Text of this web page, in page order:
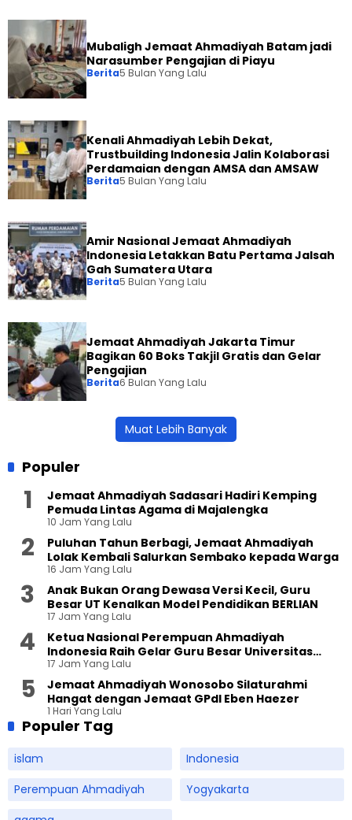
Mubaligh Jemaat Ahmadiyah Batam jadi
Narasumber Pengajian di Piayu
Berita5 Bulan Yang Lalu
Kenali Ahmadiyah Lebih Dekat,
Trustbuilding Indonesia Jalin Kolaborasi
Perdamaian dengan AMSA dan AMSAW
Berita5 Bulan Yang Lalu
Amir Nasional Jemaat Ahmadiyah
Indonesia Letakkan Batu Pertama Jalsah
Gah Sumatera Utara
Berita5 Bulan Yang Lalu
Jemaat Ahmadiyah Jakarta Timur
Bagikan 60 Boks Takjil Gratis dan Gelar
Pengajian
Berita6 Bulan Yang Lalu
Muat Lebih Banyak
Populer
Jemaat Ahmadiyah Sadasari Hadiri Kemping
Pemuda Lintas Agama di Majalengka
10 Jam Yang Lalu
Puluhan Tahun Berbagi, Jemaat Ahmadiyah
Lolak Kembali Salurkan Sembako kepada Warga
16 Jam Yang Lalu
Anak Bukan Orang Dewasa Versi Kecil, Guru
Besar UT Kenalkan Model Pendidikan BERLIAN
17 Jam Yang Lalu
Ketua Nasional Perempuan Ahmadiyah
Indonesia Raih Gelar Guru Besar Universitas
Terbuka
17 Jam Yang Lalu
Jemaat Ahmadiyah Wonosobo Silaturahmi
Hangat dengan Jemaat GPdI Eben Haezer
1 Hari Yang Lalu
Populer Tag
islam
Indonesia
Perempuan Ahmadiyah
Yogyakarta